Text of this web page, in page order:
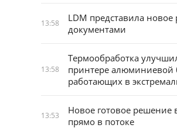
13:58
LDM представила
документами
13:58
Термообработка
принтере алюминиевой
работающих в
13:53
Новое готовое решение
прямо в потоке